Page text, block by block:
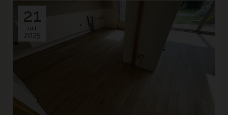
21
Juil.
2025